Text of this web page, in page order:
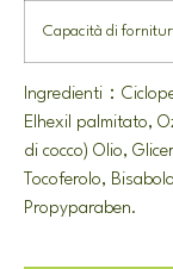
Capacità di
Ingredienti：
Elhexil palmitato,
di cocco) Olio,
Tocoferolo,
Propyparaben.